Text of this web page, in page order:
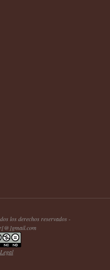
los derechos reservados -